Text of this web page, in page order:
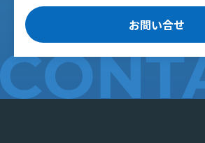
お問い合せ